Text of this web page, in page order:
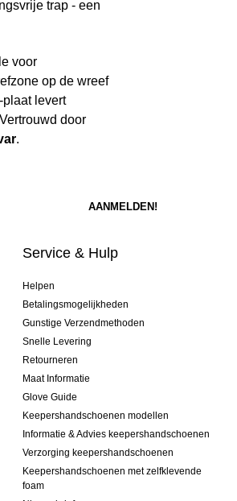
trap - een
voor
op de wreef
levert
door
.
Service & Hulp
Helpen
Betalingsmogelijkheden
Gunstige Verzendmethoden
Snelle Levering
Retourneren
Maat Informatie
Glove Guide
Keepershandschoenen modellen
Informatie & Advies keepershandschoenen
Verzorging keepershandschoenen
Keepershandschoenen met zelfklevende
foam